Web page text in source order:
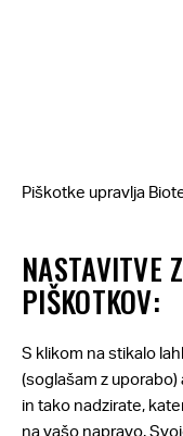
Piškotke upravlja
NASTAVITVE
PIŠKOTKOV:
S klikom na stikalo
(soglašam z
in tako nadzirate,
na vašo napravo.